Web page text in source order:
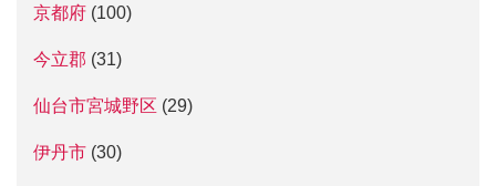
京都府 (100)
今立郡 (31)
仙台市宮城野区 (29)
伊丹市 (30)